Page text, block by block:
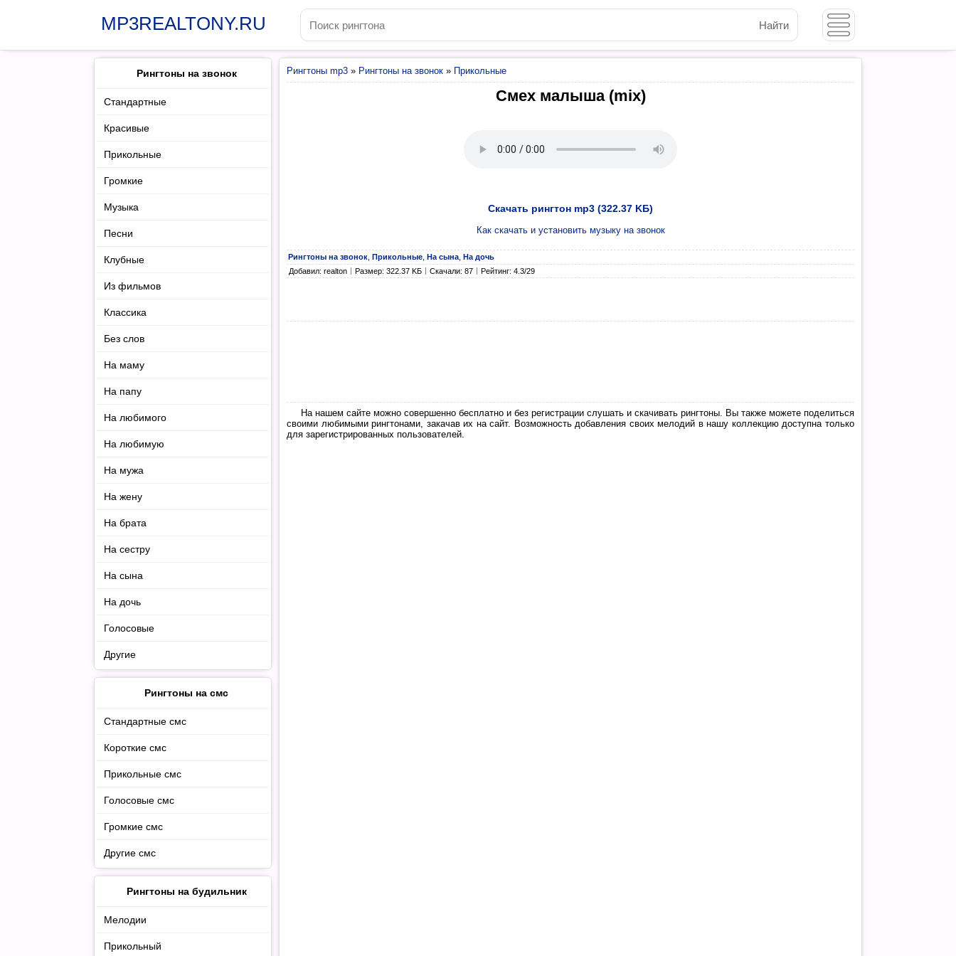
Найти
MP3REALTONY.RU
Рингтоны mp3 » Рингтоны на звонок » Прикольные
Смех малыша (mix)
Скачать рингтон mp3 (322.37 KБ)
Как скачать и установить музыку на звонок
Рингтоны на звонок Прикольные На сына На дочь
Добавил: realton
Размер: 322.37 KБ Скачали: 87 Рейтинг: 4.3/29
На нашем сайте можно совершенно бесплатно и без регистрации слушать и скачивать рингтоны. Вы также можете поделиться
своими любимыми рингтонами, закачав их на сайт. Возможность добавления своих мелодий в нашу коллекцию доступна только
для зарегистрированных пользователей.
Рингтоны на звонок
Стандартные
Красивые
Прикольные
Громкие
Музыка
Песни
Клубные
Из фильмов
Классика
Без слов
На маму
На папу
На любимого
На любимую
На мужа
На жену
На брата
На сестру
На сына
На дочь
Голосовые
Другие
Рингтоны на смс
Стандартные смс
Короткие смс
Прикольные смс
Голосовые смс
Громкие смс
Другие смс
Рингтоны на будильник
Мелодии
Прикольный